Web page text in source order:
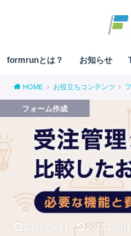
formrunとは？ お知らせ
HOME お役立ちコンテンツ
2021-05-11 2024-07-01
フォーム作成